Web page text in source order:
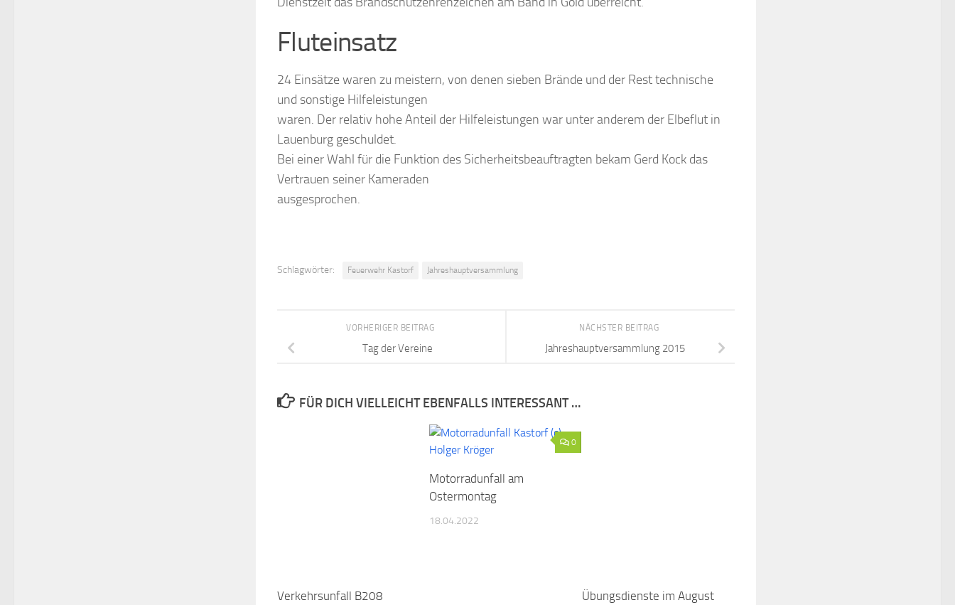
Fluteinsatz
24 Einsätze waren zu meistern, von denen sieben Brände und der Rest technische
und sonstige Hilfeleistungen
waren. Der relativ hohe Anteil der Hilfeleistungen war unter anderem der Elbeflut in
Lauenburg geschuldet.
Bei einer Wahl für die Funktion des Sicherheitsbeauftragten bekam Gerd Kock das
Vertrauen seiner Kameraden
ausgesprochen.
Schlagwörter: Feuerwehr Kastorf Jahreshauptversammlung
NÄCHSTER BEITRAG
Jahreshauptversammlung 2015
VORHERIGER BEITRAG
Tag der Vereine
FÜR DICH VIELLEICHT EBENFALLS INTERESSANT …
Verkehrsunfall B208
0
Motorradunfall am
Ostermontag
18.04.2022
Übungsdienste im August